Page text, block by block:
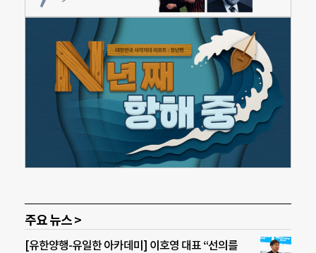
주요 뉴스 >
[유한양행-유일한 아카데미] 이호영 대표 “선의를